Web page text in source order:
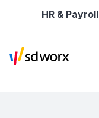
HR & Payroll